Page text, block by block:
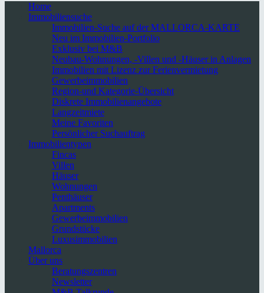
Home
Immobiliensuche
Immobilien-Suche auf der MALLORCA-KARTE
Neu im Immobilien-Portfolio
Exklusiv bei M&B
Neubau-Wohnungen, -Villen und -Häuser in Anlagen
Immobilien mit Lizenz zur Ferienvermietung
Gewerbeimmobilien
Region-und Kategorie-Übersicht
Diskrete Immobilienangebote
Langzeitmiete
Meine Favoriten
Persönlicher Suchauftrag
Immobilientypen
Fincas
Villen
Häuser
Wohnungen
Penthäuser
Apartments
Gewerbeimmobilien
Grundstücke
Luxusimmobilien
Mallorca
Über uns
Beratungszentren
Newsletter